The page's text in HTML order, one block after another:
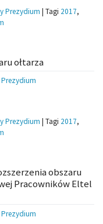
Prezydium | Tagi 2017,
ołtarza
Prezydium
Prezydium | Tagi 2017,
obszaru
Pracowników Eltel
Prezydium